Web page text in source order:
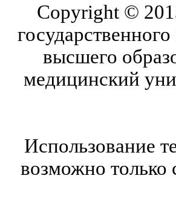
Copyright ©
высшего
медицинский
Использование
возможно только